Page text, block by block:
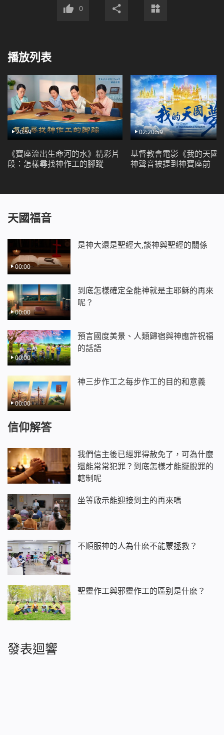
0
播放列表
20:59
《寶座流出生命河的水》精彩片
段：怎樣尋找神作工的腳蹤
02:20:59
基督教會電影《我的天國
神聲音被提到神寶座前
天國福音
00:00
是神大還是聖經大,談神與聖經的關係
00:00
到底怎樣確定全能神就是主耶穌的再來
呢？
00:00
預言國度美景、人類歸宿與神應許祝福
的話語
00:00
神三步作工之每步作工的目的和意義
信仰解答
我們信主後已經罪得赦免了，可為什麼
還能常常犯罪？到底怎樣才能擺脫罪的
轄制呢
坐等啟示能迎接到主的再來嗎
不順服神的人為什麽不能蒙拯救？
聖靈作工與邪靈作工的區别是什麽？
發表迴響